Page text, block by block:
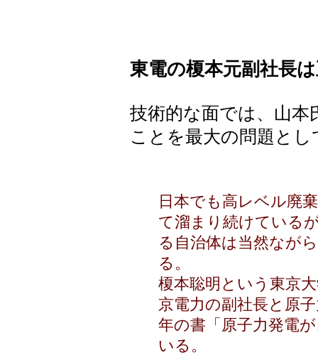
東電の榎本元副社長
技術的な面では、山本
ことを最大の問題と
日本でも高レベル廃
て溜まり続けている
る自治体は当然なが
る。
榎本聡明という東京
京電力の副社長と原
年の書「原子力発電
いる。